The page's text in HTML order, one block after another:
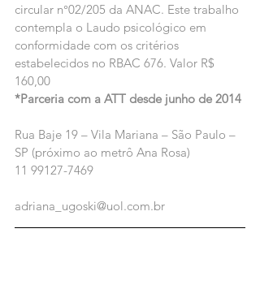
circular n°02/205 da ANAC. Este trabalho
contempla o Laudo psicológico em
conformidade com os critérios
estabelecidos no RBAC 676. Valor R$
160,00
*Parceria com a ATT desde junho de 2014
Rua Baje 19 – Vila Mariana – São Paulo –
SP (próximo ao metrô Ana Rosa)
11 99127-7469
adriana_ugoski@uol.com.br